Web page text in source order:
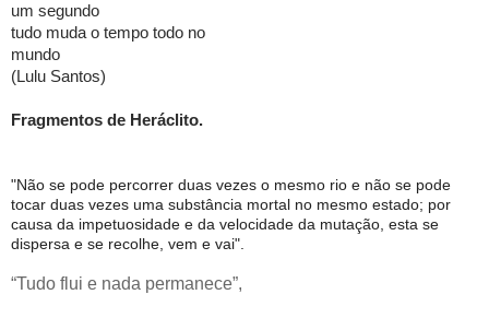
um segundo
tudo muda o tempo todo no
mundo
(Lulu Santos)
Fragmentos de Heráclito.
"Não se pode percorrer duas vezes o mesmo rio e não se pode
tocar duas vezes uma substância mortal no mesmo estado; por
causa da impetuosidade e da velocidade da mutação, esta se
dispersa e se recolhe, vem e vai".
“Tudo flui e nada permanece”,